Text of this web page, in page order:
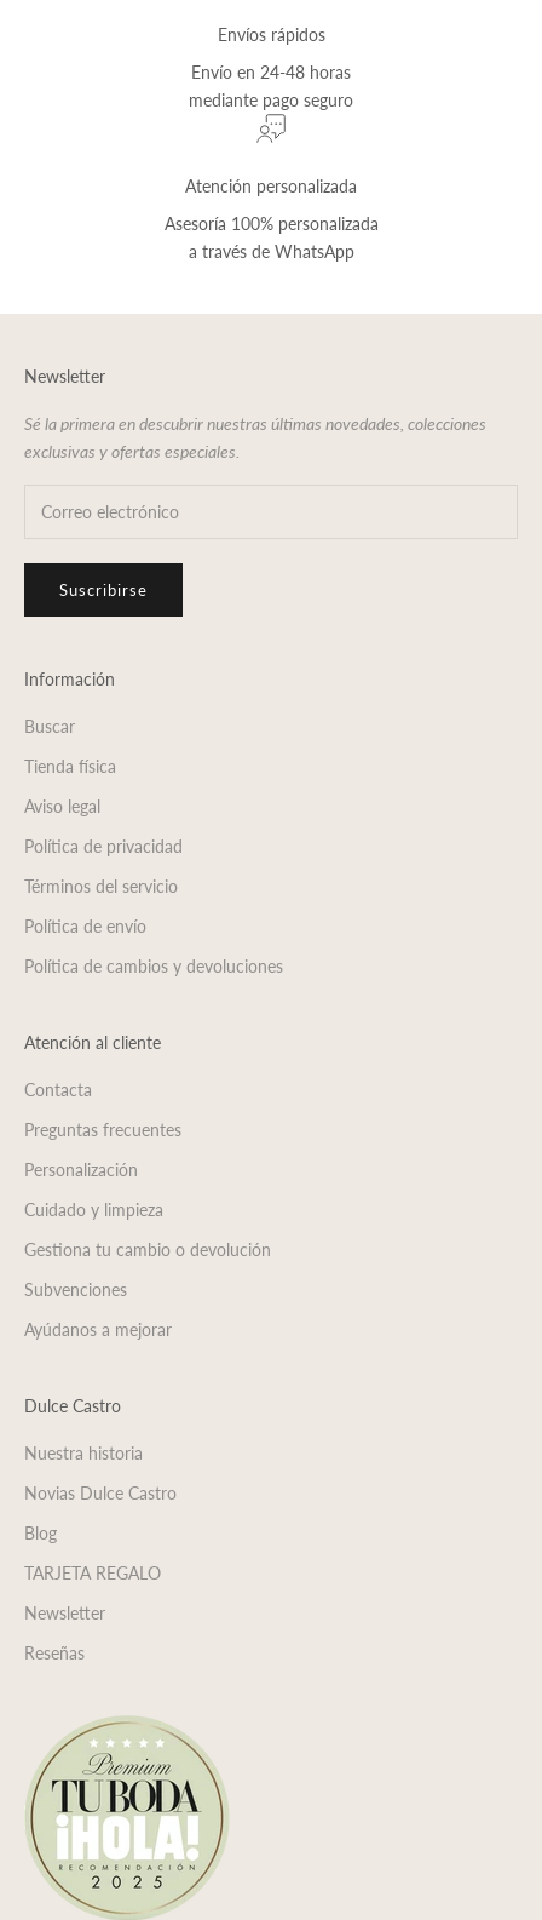
Envíos rápidos
Envío en 24-48 horas
mediante pago seguro
Atención personalizada
Asesoría 100% personalizada
a través de WhatsApp
Newsletter
Sé la primera en descubrir nuestras últimas novedades, colecciones
exclusivas y ofertas especiales.
Suscribirse
Información
Buscar
Tienda física
Aviso legal
Política de privacidad
Términos del servicio
Política de envío
Política de cambios y devoluciones
Atención al cliente
Contacta
Preguntas frecuentes
Personalización
Cuidado y limpieza
Gestiona tu cambio o devolución
Subvenciones
Ayúdanos a mejorar
Dulce Castro
Nuestra historia
Novias Dulce Castro
Blog
TARJETA REGALO
Newsletter
Reseñas